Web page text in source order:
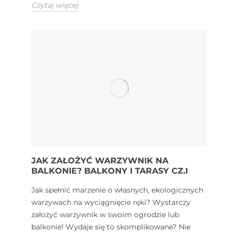
Czytaj więcej
JAK ZAŁOŻYĆ WARZYWNIK NA
BALKONIE? BALKONY I TARASY CZ.I
Jak spełnić marzenie o własnych, ekologicznych
warzywach na wyciągnięcie ręki? Wystarczy
założyć warzywnik w swoim ogrodzie lub
balkonie! Wydaje się to skomplikowane? Nie